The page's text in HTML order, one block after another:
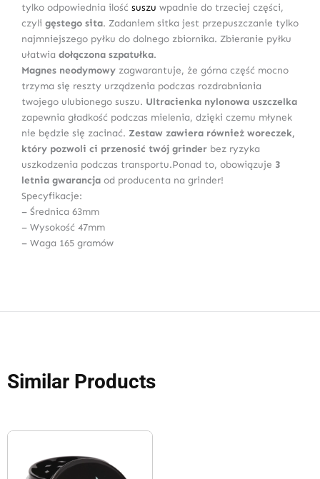
tylko odpowiednia ilość suszu wpadnie do trzeciej części,
czyli gęstego sita. Zadaniem sitka jest przepuszczanie tylko
najmniejszego pyłku do dolnego zbiornika. Zbieranie pyłku
ułatwia dołączona szpatułka.
Magnes neodymowy zagwarantuje, że ​​górna część mocno
trzyma się reszty urządzenia podczas rozdrabniania
twojego ulubionego suszu. Ultracienka nylonowa uszczelka
zapewnia gładkość podczas mielenia, dzięki czemu młynek
nie będzie się zacinać. Zestaw zawiera również woreczek,
który pozwoli ci przenosić twój grinder bez ryzyka
uszkodzenia podczas transportu.Ponad to, obowiązuje 3
letnia gwarancja od producenta na grinder!
Specyfikacje:
– Średnica 63mm
– Wysokość 47mm
– Waga 165 gramów
Similar Products